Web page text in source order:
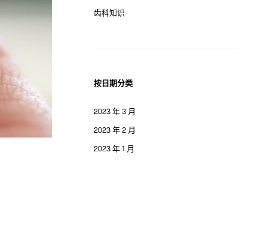
齿科知识
按日期分类
2023 年 3 月
2023 年 2 月
2023 年 1 月